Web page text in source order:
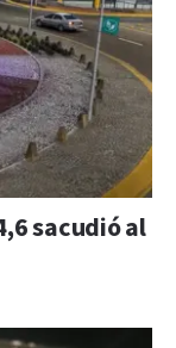
sacudió al